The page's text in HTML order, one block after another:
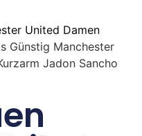
United Damen
Günstig Manchester
Jadon Sancho